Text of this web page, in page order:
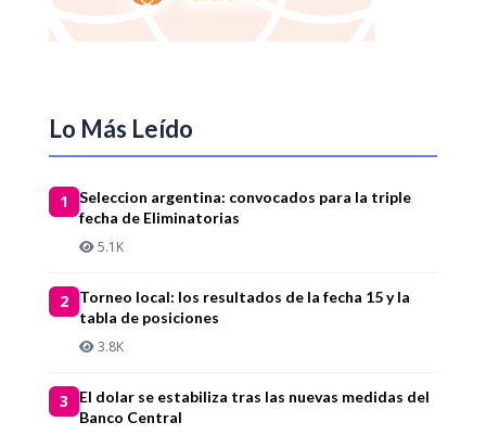
Lo Más Leído
1
Seleccion argentina: convocados para la triple
fecha de Eliminatorias
5.1K
2
Torneo local: los resultados de la fecha 15 y la
tabla de posiciones
3.8K
3
El dolar se estabiliza tras las nuevas medidas del
Banco Central